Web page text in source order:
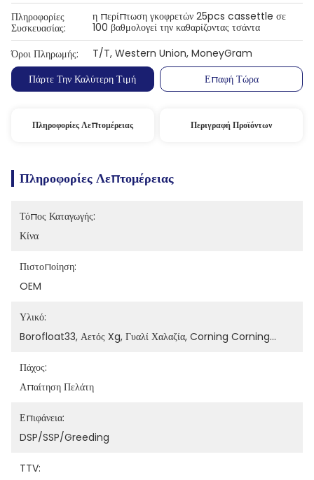
Πληροφορίες
Συσκευασίας:
η περίπτωση γκοφρετών 25pcs cassettle σε
100 βαθμολογεί την καθαρίζοντας τσάντα
Όροι Πληρωμής:
T/T, Western Union, MoneyGram
Πάρτε Την Καλύτερη Τιμή
Επαφή Τώρα
Πληροφορίες Λεπτομέρειας Περιγραφή Προϊόντων
Πληροφορίες Λεπτομέρειας
Τόπος Καταγωγής:
Κίνα
Πιστοποίηση:
OEM
Υλικό:
Borofloat33, Αετός Xg, Γυαλί Χαλαζία, Corning Corning…
Πάχος:
Απαίτηση Πελάτη
Επιφάνεια:
DSP/SSP/Greeding
TTV: